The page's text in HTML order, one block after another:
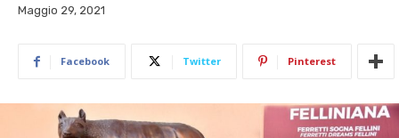
Maggio 29, 2021
Facebook Twitter Pinterest